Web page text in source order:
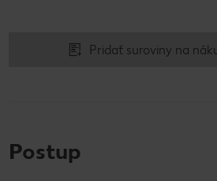
Pridať suroviny na
Postup